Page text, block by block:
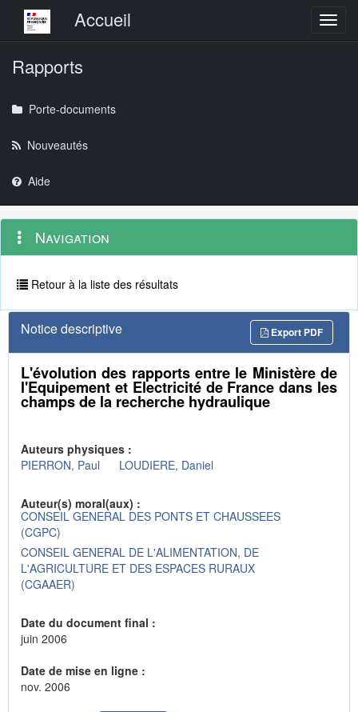
Menu principalAccueil
Rapports
Porte-documents
Nouveautés
Aide
Navigation
outils
Menu
contextuel
Navigation
Retour à la liste des résultats
Notice descriptive Export PDF
L'évolution des rapports entre le Ministère de
l'Equipement et Electricité de France dans les
champs de la recherche hydraulique
Auteurs physiques :
PIERRON, Paul
LOUDIERE, Daniel
Auteur(s) moral(aux) :
CONSEIL GENERAL DES PONTS ET CHAUSSEES
(CGPC)
CONSEIL GENERAL DE L'ALIMENTATION, DE
L'AGRICULTURE ET DES ESPACES RURAUX
(CGAAER)
Date du document final :
juin 2006
Date de mise en ligne :
nov. 2006